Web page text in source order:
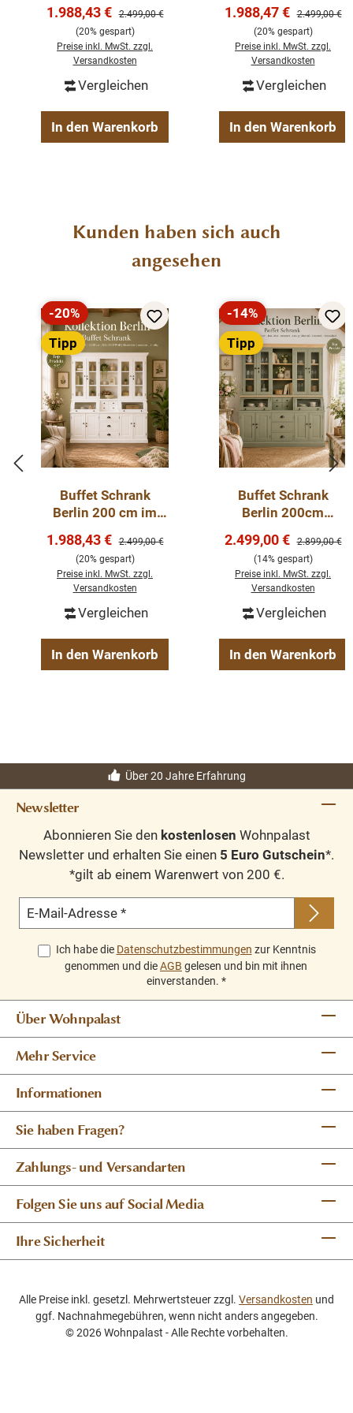
Landhausstil
Farbe weiß RAL9010
mit Eiche
Mit Glas
200 cm
Verkaufspreis:
1.988,43 € Regulärer Preis:
2.499,00 €
(20% gespart)
Preise inkl. MwSt. zzgl.
Versandkosten
Vergleichen
In den Warenkorb
Schwarz 200 cm
Verkaufspreis:
1.988,47 € Regulärer
2.499,00 €
(20% gespart)
Preise inkl. MwSt. zzgl.
Versandkosten
Vergleichen
In den Warenkorb
Produktgalerie überspringen
Kunden haben sich auch
angesehen
Rabatt
-20%
Tipp
Buffet Schrank
Berlin 200 cm im
200 cm
Verkaufspreis:
1.988,43 € Regulärer Preis:
2.499,00 €
(20% gespart)
Preise inkl. MwSt. zzgl.
Versandkosten
Vergleichen
In den Warenkorb
Rabatt
-14%
Tipp
Buffet Schrank
Berlin 200cm
Landhaus Möbel
Verkaufspreis:
2.499,00 € Regulärer
2.899,00 €
(14% gespart)
Preise inkl. MwSt. zzgl.
Versandkosten
Vergleichen
In den Warenkorb
Über 20 Jahre Erfahrung
Newsletter
Abonnieren Sie den kostenlosen Wohnpalast
Newsletter und erhalten Sie einen 5 Euro Gutschein*.
*gilt ab einem Warenwert von 200 €.
E-Mail-Adresse *
Ich habe die Datenschutzbestimmungen zur Kenntnis
genommen und dieAGB gelesen und bin mit ihnen
einverstanden. *
Über Wohnpalast
Mehr Service
Informationen
Sie haben Fragen?
Zahlungs- und Versandarten
Folgen Sie uns auf Social Media
Ihre Sicherheit
Alle Preise inkl. gesetzl. Mehrwertsteuer zzgl. Versandkosten und
ggf. Nachnahmegebühren, wenn nicht anders angegeben.
© 2026 Wohnpalast - Alle Rechte vorbehalten.